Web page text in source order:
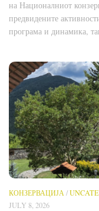
на Националниот
предвидените
програма и динамика,
КОНЗЕРВАЦИЈА/
JULY 8, 2026